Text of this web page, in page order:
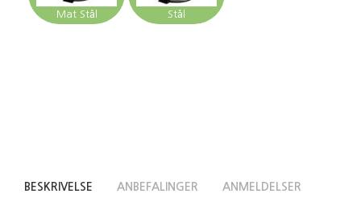
Mat Stål Stål
BESKRIVELSE ANBEFALINGER ANMELDELSER